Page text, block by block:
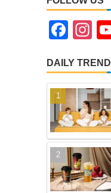
F
c
e
b
o
o
k
In
a
gr
a
m
DAILY TREND